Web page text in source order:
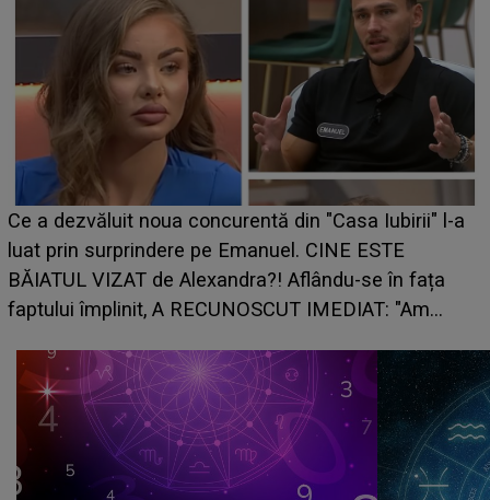
Ce a dezvăluit noua concurentă din "Casa Iubirii" l-a
luat prin surprindere pe Emanuel. CINE ESTE
BĂIATUL VIZAT de Alexandra?! Aflându-se în fața
faptului împlinit, A RECUNOSCUT IMEDIAT: "Am